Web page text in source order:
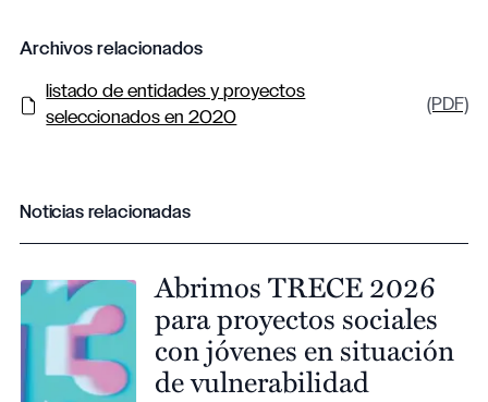
Archivos relacionados
listado de entidades y proyectos
seleccionados en 2020
(PDF)
Noticias relacionadas
Abrimos TRECE 2026
para proyectos sociales
con jóvenes en situación
de vulnerabilidad